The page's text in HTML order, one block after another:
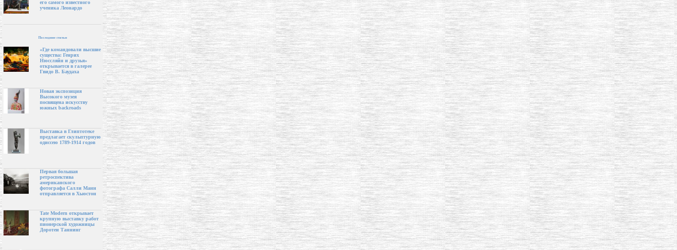
его самого известного
ученика Леонардо
Последние статьи
«Где командовали высшие
существа: Генрих
Нюссляйн и друзья»
открывается в галерее
Гвидо В. Баудаха
Новая экспозиция
Высокого музея
посвящена искусству
южных backroads
Выставка в Глиптотеке
предлагает скульптурную
одиссею 1789-1914 годов
Первая большая
ретроспектива
американского
фотографа Салли Манн
отправляется в Хьюстон
Tate Modern открывает
крупную выставку работ
пионерской художницы
Доротеи Таннинг